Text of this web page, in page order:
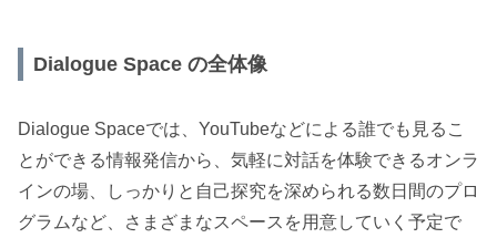
Dialogue Space の全体像
Dialogue Spaceでは、YouTubeなどによる誰でも見るこ
とができる情報発信から、気軽に対話を体験できるオンラ
インの場、しっかりと自己探究を深められる数日間のプロ
グラムなど、さまざまなスペースを用意していく予定で